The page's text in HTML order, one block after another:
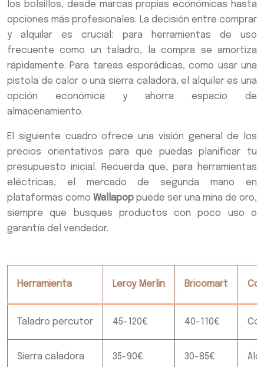
los bolsillos, desde marcas propias económicas hasta
opciones más profesionales. La decisión entre comprar
y alquilar es crucial: para herramientas de uso
frecuente como un taladro, la compra se amortiza
rápidamente. Para tareas esporádicas, como usar una
pistola de calor o una sierra caladora, el alquiler es una
opción económica y ahorra espacio de
almacenamiento.
El siguiente cuadro ofrece una visión general de los
precios orientativos para que puedas planificar tu
presupuesto inicial. Recuerda que, para herramientas
eléctricas, el mercado de segunda mano en
plataformas como Wallapop puede ser una mina de oro,
siempre que busques productos con poco uso o
garantía del vendedor.
Herramienta Leroy Merlin Bricomart
Taladro percutor 45-120€ 40-110€
Sierra caladora 35-90€ 30-85€